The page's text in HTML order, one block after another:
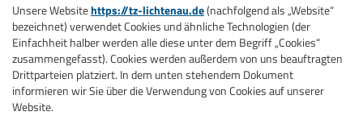
Unsere Websitehttps://tz-lichtenau.de(nachfolgend als „Website“
bezeichnet) verwendet Cookies und ähnliche Technologien (der
Einfachheit halber werden alle diese unter dem Begriff „Cookies“
zusammengefasst). Cookies werden außerdem von uns beauftragten
Drittparteien platziert. In dem unten stehendem Dokument
informieren wir Sie über die Verwendung von Cookies auf unserer
Website.